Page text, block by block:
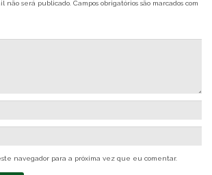
não será publicado. Campos obrigatórios são marcados com
navegador para a próxima vez que eu comentar.